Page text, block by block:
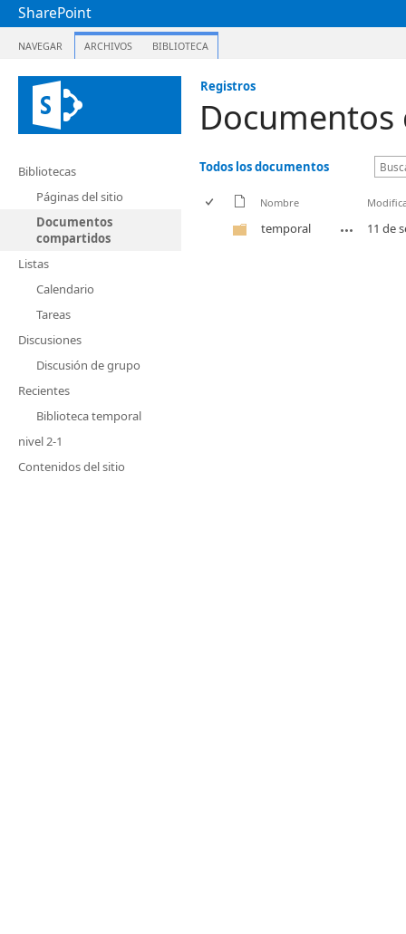
SharePoint
NAVEGAR ARCHIVOS BIBLIOTECA
Registros
Bibliotecas
Páginas del sitio
Documentos
compartidos
Listas
Calendario
Tareas
Discusiones
Discusión de grupo
Recientes
Biblioteca temporal
nivel 2-1
Contenidos del sitio
Todos los documentos
Nombre
temporal 11 de